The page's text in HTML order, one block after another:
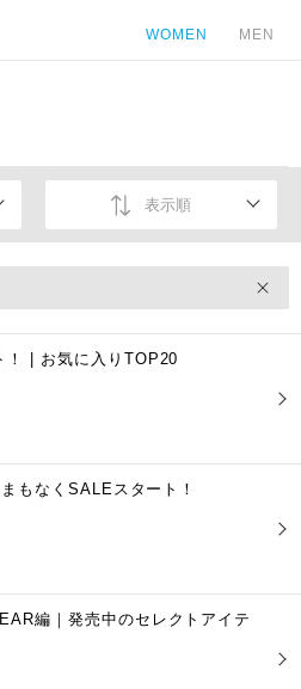
WOMEN MEN
表示順
！ | お気に入りTOP20
もなくSALEスタート！
編｜発売中のセレクトアイテ